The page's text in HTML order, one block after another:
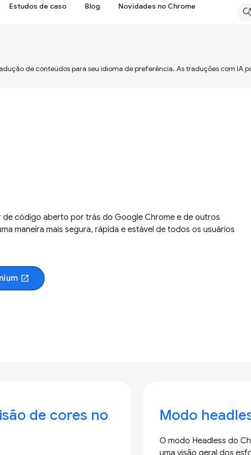
Estudos de caso Blog Novidades no Chrome
de conteúdos para seu idioma de preferência. As traduções com IA
código aberto por trás do Google Chrome e de outros
maneira mais segura, rápida e estável de todos os usuários
open_in_new
de cores no
Modo
O modo Headless do
uma visão geral dos